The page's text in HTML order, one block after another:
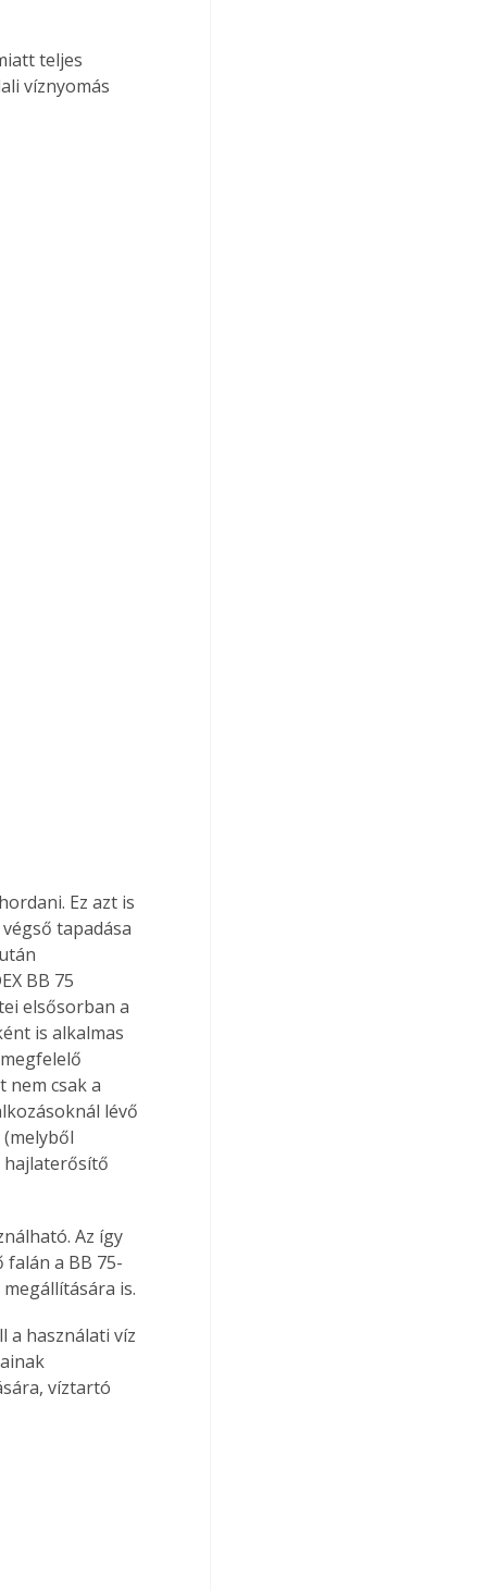
víznyomás
Ez azt is
tapadása
BB 75
elsősorban a
is alkalmas
nem csak a
lévő
hajlaterősítő
a BB 75-
is.
víztartó